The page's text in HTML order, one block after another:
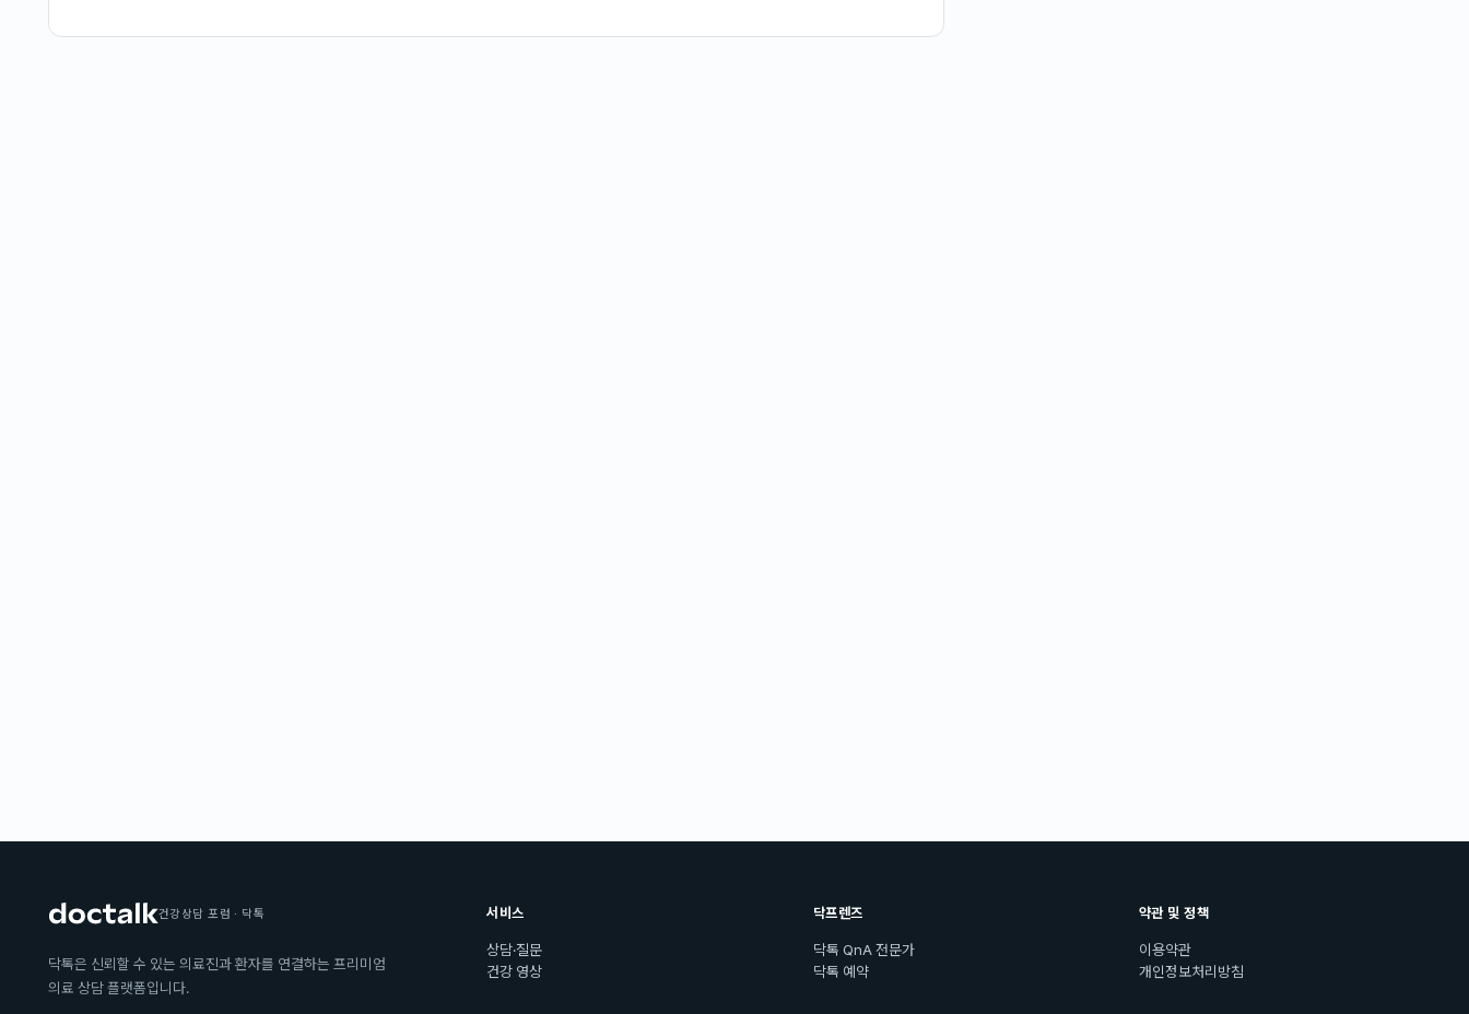
건강상담 포럼 · 닥톡
닥톡은 신뢰할 수 있는 의료진과 환자를 연결하는 프리미엄
의료 상담 플랫폼입니다.
서비스
상담·질문
건강 영상
닥프렌즈
닥톡 QnA 전문가
닥톡 예약
약관 및 정책
이용약관
개인정보처리방침